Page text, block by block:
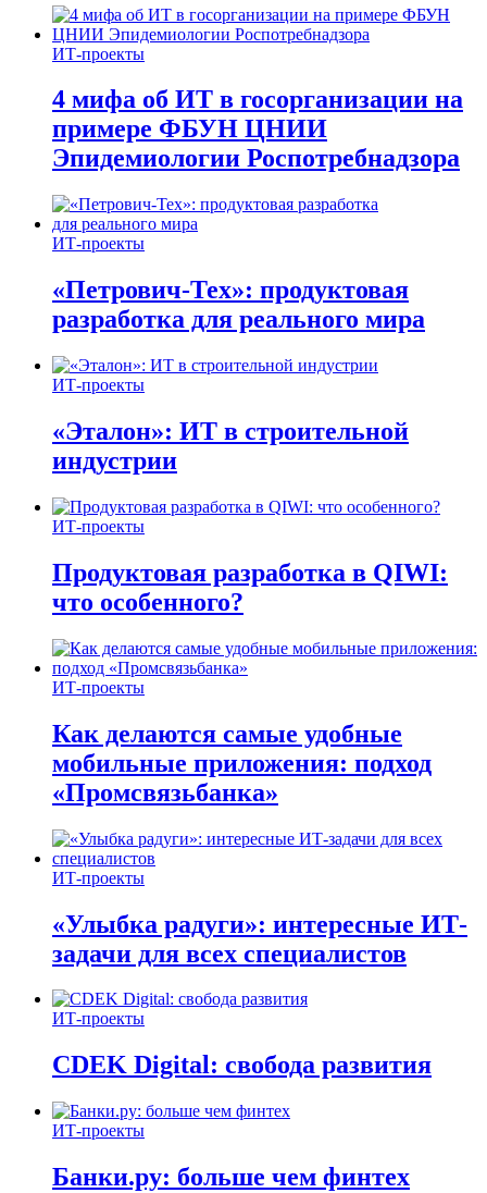
ИТ-проекты
4 мифа об ИТ в госорганизации на
примере ФБУН ЦНИИ
Эпидемиологии Роспотребнадзора
ИТ-проекты
«Петрович-Тех»: продуктовая
разработка для реального мира
ИТ-проекты
«Эталон»: ИТ в строительной
индустрии
ИТ-проекты
Продуктовая разработка в QIWI:
что особенного?
ИТ-проекты
Как делаются самые удобные
мобильные приложения: подход
«Промсвязьбанка»
ИТ-проекты
«Улыбка радуги»: интересные ИТ-
задачи для всех специалистов
ИТ-проекты
CDEK Digital: свобода развития
ИТ-проекты
Банки.ру: больше чем финтех